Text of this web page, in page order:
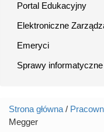
Portal Edukacyjny
Elektroniczne
Emeryci
Sprawy informatyczne
Jesteś tutaj
Strona główna /
Megger